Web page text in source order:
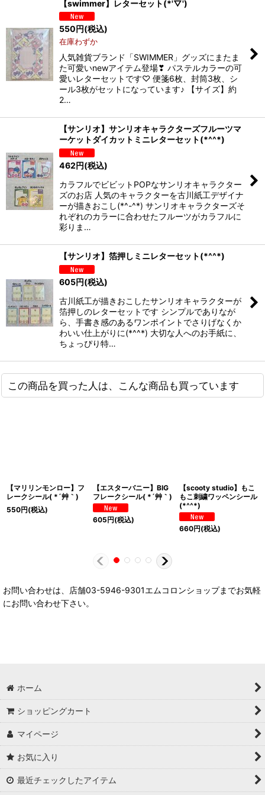
【swimmer】レターセット(*'▽')
550円(税込)
在庫わずか
人気雑貨ブランド「SWIMMER」グッズにまたま
た可愛いnewアイテム登場❣ パステルカラーの可
愛いレターセットです♡ 便箋6枚、封筒3枚、シ
ール3枚がセットになっています♪ 【サイズ】約
2…
【サンリオ】サンリオキャラクターズフルーツマ
ーケットダイカットミニレターセット(*^^*)
462円(税込)
カラフルでビビットPOPなサンリオキャラクター
ズのお店 人気のキャラクターを古川紙工デザイナ
ーが描きおこし(*^-^*) サンリオキャラクターズそ
れぞれのカラーに合わせたフルーツがカラフルに
彩りま…
【サンリオ】箔押しミニレターセット(*^^*)
605円(税込)
古川紙工が描きおこしたサンリオキャラクターが
箔押しのレターセットです シンプルでありなが
ら、手書き感のあるワンポイントでさりげなくか
わいい仕上がりに(*^^*) 大切な人へのお手紙に、
ちょっぴり特…
この商品を買った人は、こんな商品も買っています
【マリリンモンロー】フ
レークシール( *´艸｀)
550円(税込)
【エスターバニー】BIG
フレークシール( *´艸｀)
605円(税込)
【scooty studio】もこ
もこ刺繍ワッペンシール
(*^^*)
660円(税込)
お問い合わせは、店舗03-5946-9301エムコロンショップまでお気軽
にお問い合わせ下さい。
ホーム
ショッピングカート
マイページ
お気に入り
最近チェックしたアイテム